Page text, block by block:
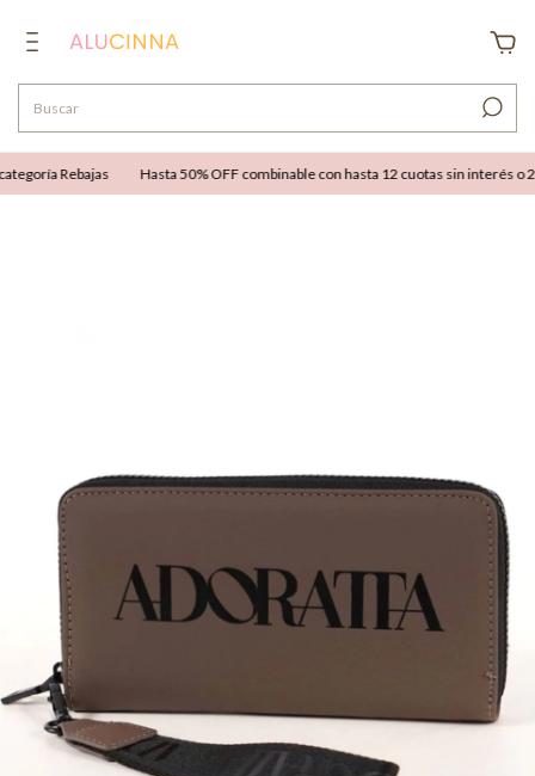
Rebajas Hasta 50% OFF combinable con hasta 12 cuotas sin interés o